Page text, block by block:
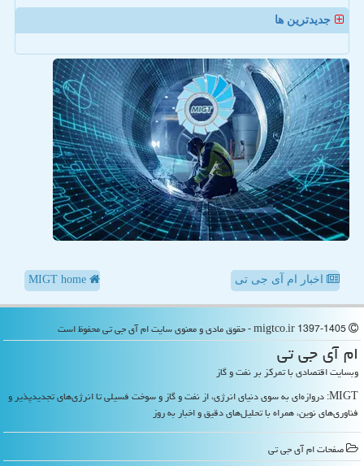
جدیدترین ها
اخبار ام آی جی تی
ام آی جی تی
وبسایت اقتصادی با تمرکز بر نفت و گاز
MIGT: دروازه‌ای به سوی دنیای انرژی، از نفت و گاز و سوخت فسیلی تا انرژی‌های تجدیدپذیر و
فناوری‌های نوین، همراه با تحلیل‌های دقیق و اخبار به روز
صفحات ام آی جی تی